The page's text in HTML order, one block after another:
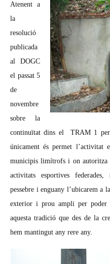
Atenent a
la
resolució
publicada
al DOGC
el passat 5
de
novembre
sobre la
continuïtat dins el TRAM 1
únicament és permet
municipis limítrofs i on autoritza
activitats esportives
pessebre i enguany l’ubicarem a
exterior i prou ampli per poder
aquesta tradició que des de la
hem mantingut any rere any.